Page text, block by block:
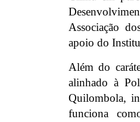
Associação
apoio do
Além do
alinhado à
Quilombola,
funciona